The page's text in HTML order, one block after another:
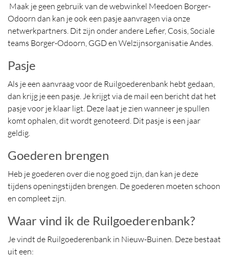
Maak je geen gebruik van de webwinkel Meedoen Borger-
Odoorn dan kan je ook een pasje aanvragen via onze
netwerkpartners. Dit zijn onder andere Lefier, Cosis, Sociale
teams Borger-Odoorn, GGD en Welzijnsorganisatie Andes.
Pasje
Als je een aanvraag voor de Ruilgoederenbank hebt gedaan,
dan krijg je een pasje. Je krijgt via de mail een bericht dat het
pasje voor je klaar ligt. Deze laat je zien wanneer je spullen
komt ophalen, dit wordt genoteerd. Dit pasje is een jaar
geldig.
Goederen brengen
Heb je goederen over die nog goed zijn, dan kan je deze
tijdens openingstijden brengen. De goederen moeten schoon
en compleet zijn.
Waar vind ik de Ruilgoederenbank?
Je vindt de Ruilgoederenbank in Nieuw-Buinen. Deze bestaat
uit een: